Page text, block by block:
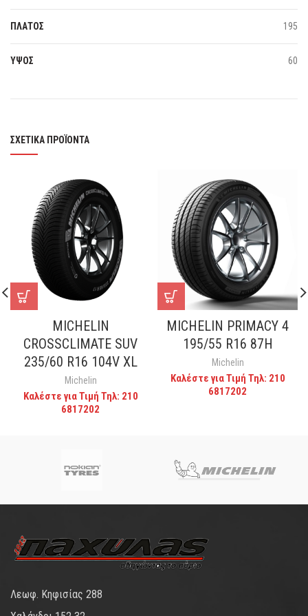
ΠΛΑΤΟΣ 195
ΥΨΟΣ 60
ΣΧΕΤΙΚΆ ΠΡΟΪΌΝΤΑ
MICHELIN
CROSSCLIMATE SUV
235/60 R16 104V XL
Michelin
Καλέστε για Τιμή Τηλ: 210
6817202
MICHELIN PRIMACY 4
195/55 R16 87H
Michelin
Καλέστε για Τιμή Τηλ: 210
6817202
Λεωφ. Κηφισίας 288